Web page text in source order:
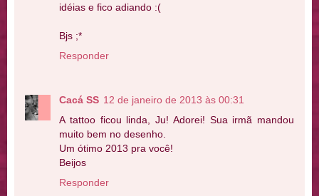
idéias e fico adiando :(
Bjs ;*
Responder
Cacá SS 12 de janeiro de 2013 às 00:31
A tattoo ficou linda, Ju! Adorei! Sua irmã mandou
muito bem no desenho.
Um ótimo 2013 pra você!
Beijos
Responder